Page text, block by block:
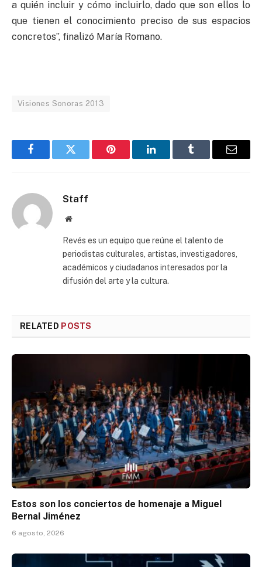
a quién incluir y cómo incluirlo, dado que son ellos lo
que tienen el conocimiento preciso de sus espacios
concretos”, finalizó María Romano.
Visiones Sonoras 2013
FacebookTwitter Pinterest LinkedInTumblr Email
Staff
Website
Revés es un equipo que reúne el talento de
periodistas culturales, artistas, investigadores,
académicos y ciudadanos interesados por la
difusión del arte y la cultura.
RELATED POSTS
Estos son los conciertos de homenaje a Miguel
Bernal Jiménez
6 agosto, 2026